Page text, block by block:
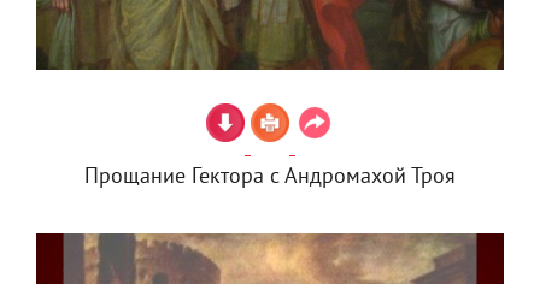
Прощание Гектора с Андромахой Троя